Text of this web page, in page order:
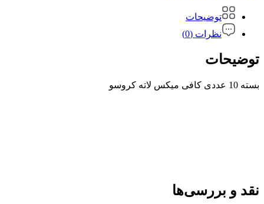
توضیحات
نظرات (0)
توضیحات
بسته 10 عددی کافی میکس لاته کروسو
نقد و بررسی‌ها